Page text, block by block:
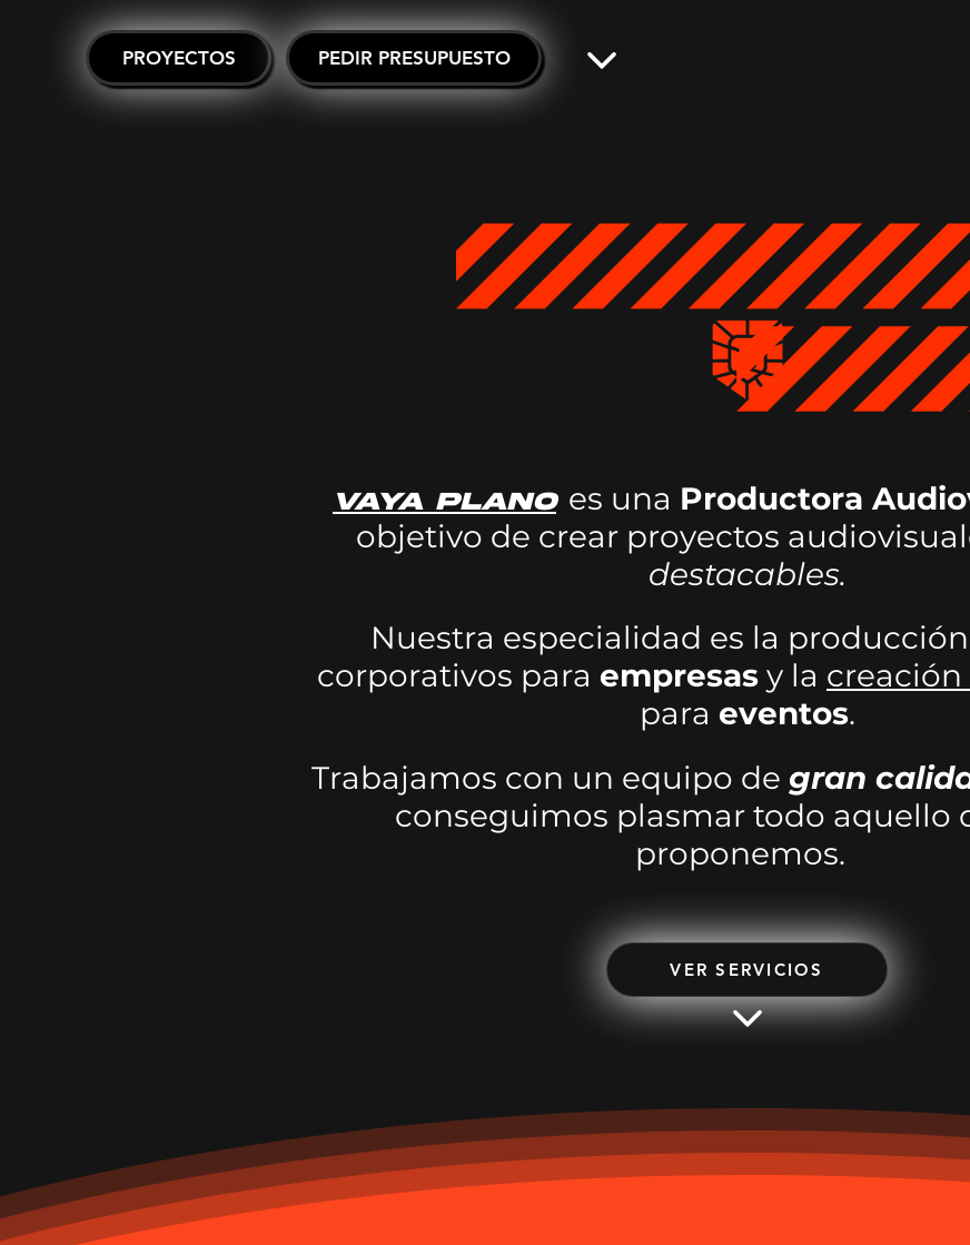
PROYECTOS PEDIR PRESUPUESTO
Vaya Plano es una Productora
objetivo de crear proyectos
destacables.
Nuestra especialidad es la
corporativos para empresas y la
para eventos.
Trabajamos con un equipo de gran
conseguimos plasmar todo aquello
proponemos.
VER SERVICIOS